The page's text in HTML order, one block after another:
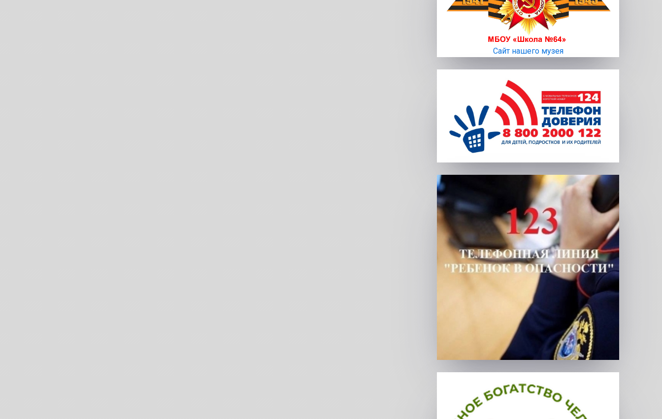
Сайт нашего музея